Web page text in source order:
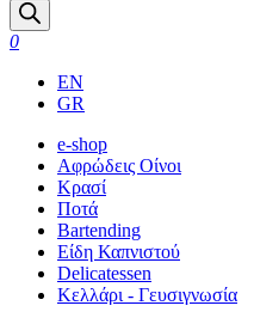
search
0
EN
GR
e-shop
Αφρώδεις Οίνοι
Κρασί
Ποτά
Bartending
Είδη Καπνιστού
Delicatessen
Κελλάρι - Γευσιγνωσία